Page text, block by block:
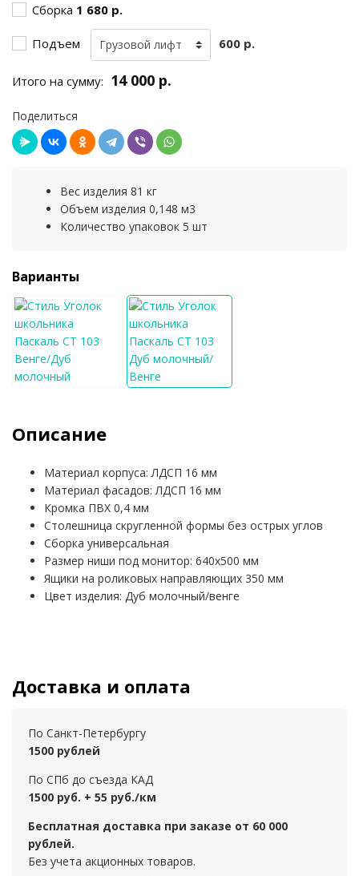
Сборка 1 680 р.
Подъем 600 р.
Итого на сумму: 14 000 р.
Поделиться
Вес изделия 81 кг
Объем изделия 0,148 м3
Количество упаковок 5 шт
Варианты
Описание
Материал корпуса: ЛДСП 16 мм
Материал фасадов: ЛДСП 16 мм
Кромка ПВХ 0,4 мм
Столешница скругленной формы без острых углов
Сборка универсальная
Размер ниши под монитор: 640х500 мм
Ящики на роликовых направляющих 350 мм
Цвет изделия: Дуб молочный/венге
Доставка и оплата
По Санкт-Петербургу
1500 рублей
По СПб до съезда КАД
1500 руб. + 55 руб./км
Бесплатная доставка при заказе от 60 000
рублей.
Без учета акционных товаров.